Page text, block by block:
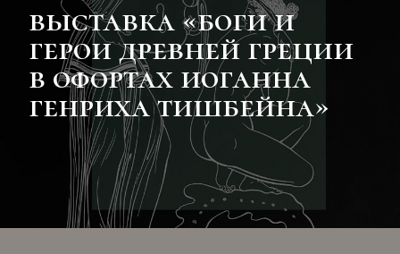
выставка «боги и
герои древней греции
в офортах иоганна
генриха тишбейна»